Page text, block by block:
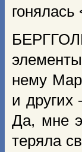
гонялась
нему
и других
Да, мне
теряла